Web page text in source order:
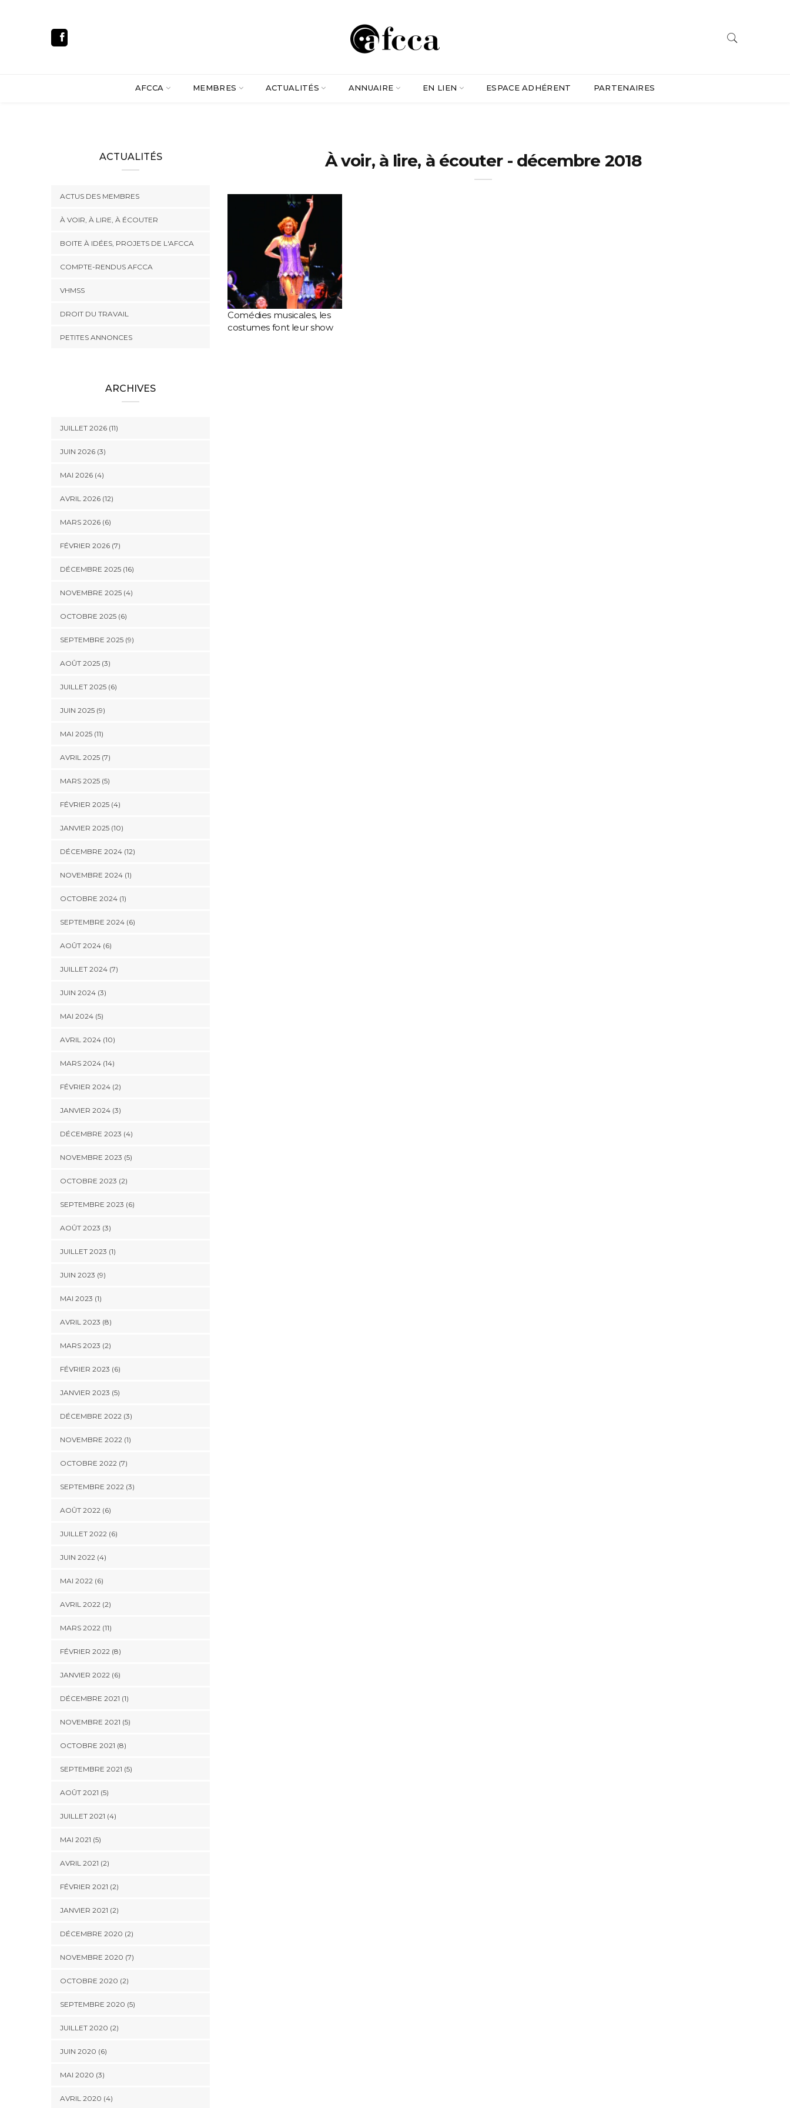
AFCCA MEMBRES ACTUALITÉS ANNUAIRE EN LIEN ESPACE ADHÉRENT PARTENAIRES
À voir, à lire, à écouter - décembre 2018
Comédies musicales, les
costumes font leur show
ACTUALITÉS
ACTUS DES MEMBRES
À VOIR, À LIRE, À ÉCOUTER
BOITE À IDÉES, PROJETS DE L'AFCCA
COMPTE-RENDUS AFCCA
VHMSS
DROIT DU TRAVAIL
PETITES ANNONCES
ARCHIVES
JUILLET 2026 (11)
JUIN 2026 (3)
MAI 2026 (4)
AVRIL 2026 (12)
MARS 2026 (6)
FÉVRIER 2026 (7)
DÉCEMBRE 2025 (16)
NOVEMBRE 2025 (4)
OCTOBRE 2025 (6)
SEPTEMBRE 2025 (9)
AOÛT 2025 (3)
JUILLET 2025 (6)
JUIN 2025 (9)
MAI 2025 (11)
AVRIL 2025 (7)
MARS 2025 (5)
FÉVRIER 2025 (4)
JANVIER 2025 (10)
DÉCEMBRE 2024 (12)
NOVEMBRE 2024 (1)
OCTOBRE 2024 (1)
SEPTEMBRE 2024 (6)
AOÛT 2024 (6)
JUILLET 2024 (7)
JUIN 2024 (3)
MAI 2024 (5)
AVRIL 2024 (10)
MARS 2024 (14)
FÉVRIER 2024 (2)
JANVIER 2024 (3)
DÉCEMBRE 2023 (4)
NOVEMBRE 2023 (5)
OCTOBRE 2023 (2)
SEPTEMBRE 2023 (6)
AOÛT 2023 (3)
JUILLET 2023 (1)
JUIN 2023 (9)
MAI 2023 (1)
AVRIL 2023 (8)
MARS 2023 (2)
FÉVRIER 2023 (6)
JANVIER 2023 (5)
DÉCEMBRE 2022 (3)
NOVEMBRE 2022 (1)
OCTOBRE 2022 (7)
SEPTEMBRE 2022 (3)
AOÛT 2022 (6)
JUILLET 2022 (6)
JUIN 2022 (4)
MAI 2022 (6)
AVRIL 2022 (2)
MARS 2022 (11)
FÉVRIER 2022 (8)
JANVIER 2022 (6)
DÉCEMBRE 2021 (1)
NOVEMBRE 2021 (5)
OCTOBRE 2021 (8)
SEPTEMBRE 2021 (5)
AOÛT 2021 (5)
JUILLET 2021 (4)
MAI 2021 (5)
AVRIL 2021 (2)
FÉVRIER 2021 (2)
JANVIER 2021 (2)
DÉCEMBRE 2020 (2)
NOVEMBRE 2020 (7)
OCTOBRE 2020 (2)
SEPTEMBRE 2020 (5)
JUILLET 2020 (2)
JUIN 2020 (6)
MAI 2020 (3)
AVRIL 2020 (4)